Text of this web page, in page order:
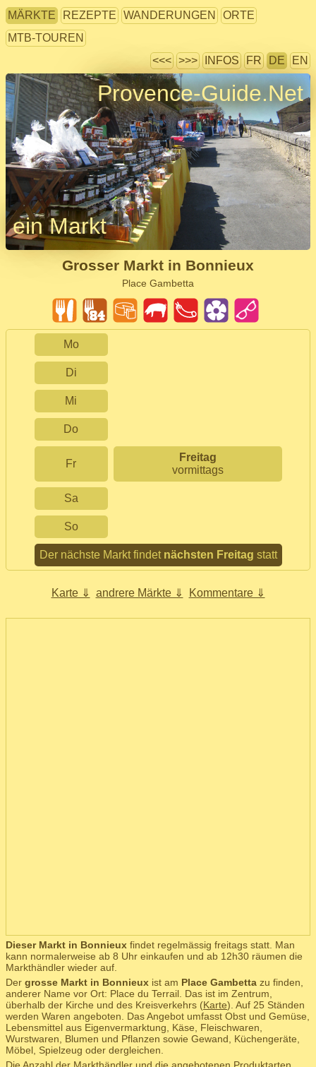
MÄRKTE REZEPTE WANDERUNGEN
ORTE
MTB-TOUREN
<<< >>> INFOS FR DE EN
Provence-Guide.Net
ein Markt
Grosser Markt in Bonnieux
Place Gambetta
Mo
Di
Mi
Do
Fr
Freitag
vormittags
Sa
So
Der nächste Markt findet nächsten Freitag statt
Karte ⇓ andrere Märkte ⇓ Kommentare ⇓
Dieser Markt in Bonnieux findet regelmässig freitags statt. Man
kann normalerweise ab 8 Uhr einkaufen und ab 12h30 räumen die
Markthändler wieder auf.
Der grosse Markt in Bonnieux ist am Place Gambetta zu finden,
anderer Name vor Ort: Place du Terrail. Das ist im Zentrum,
überhalb der Kirche und des Kreisverkehrs (Karte). Auf 25 Ständen
werden Waren angeboten. Das Angebot umfasst Obst und Gemüse,
Lebensmittel aus Eigenvermarktung, Käse, Fleischwaren,
Wurstwaren, Blumen und Pflanzen sowie Gewand, Küchengeräte,
Möbel, Spielzeug oder dergleichen.